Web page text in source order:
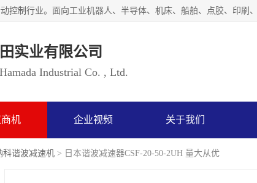
实业有限公司
Industrial Co. , Ltd.
机 企业视频 关于我们
科谐波减速机 > 日本谐波减速器CSF-20-50-2UH 量大从优